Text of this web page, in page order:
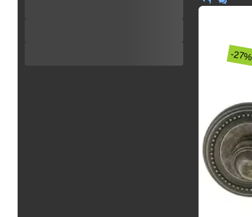
-27%